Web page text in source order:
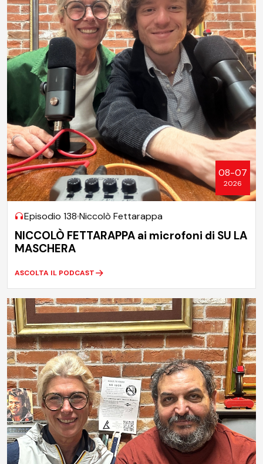
08-07
2026
Episodio 138 Niccolò Fettarappa
NICCOLÒ FETTARAPPA ai microfoni di SU LA
MASCHERA
ASCOLTA IL PODCAST